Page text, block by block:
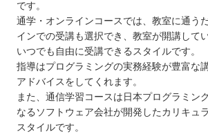
です。
通学・オンラインコースでは、教室に通う
インでの受講も選択でき、教室が開講して
いつでも自由に受講できるスタイルです。
指導はプログラミングの実務経験が豊富な
アドバイスをしてくれます。
また、通信学習コースは日本プログラミン
なるソフトウェア会社が開発したカリキュ
スタイルです。